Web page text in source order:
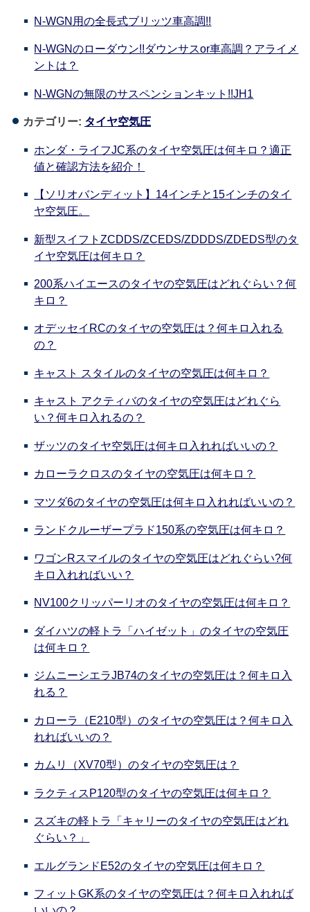
N-WGN用の全長式ブリッツ車高調!!
N-WGNのローダウン!!ダウンサスor車高調？アライメ
ントは？
N-WGNの無限のサスペンションキット!!JH1
カテゴリー: タイヤ空気圧
ホンダ・ライフJC系のタイヤ空気圧は何キロ？適正
値と確認方法を紹介！
【ソリオバンディット】14インチと15インチのタイ
ヤ空気圧。
新型スイフトZCDDS/ZCEDS/ZDDDS/ZDEDS型のタ
イヤ空気圧は何キロ？
200系ハイエースのタイヤの空気圧はどれぐらい？何
キロ？
オデッセイRCのタイヤの空気圧は？何キロ入れる
の？
キャスト スタイルのタイヤの空気圧は何キロ？
キャスト アクティバのタイヤの空気圧はどれぐら
い？何キロ入れるの？
ザッツのタイヤ空気圧は何キロ入れればいいの？
カローラクロスのタイヤの空気圧は何キロ？
マツダ6のタイヤの空気圧は何キロ入れればいいの？
ランドクルーザープラド150系の空気圧は何キロ？
ワゴンRスマイルのタイヤの空気圧はどれぐらい?何
キロ入れればいい？
NV100クリッパーリオのタイヤの空気圧は何キロ？
ダイハツの軽トラ「ハイゼット」のタイヤの空気圧
は何キロ？
ジムニーシエラJB74のタイヤの空気圧は？何キロ入
れる？
カローラ（E210型）のタイヤの空気圧は？何キロ入
れればいいの？
カムリ（XV70型）のタイヤの空気圧は？
ラクティスP120型のタイヤの空気圧は何キロ？
スズキの軽トラ「キャリーのタイヤの空気圧はどれ
ぐらい？」
エルグランドE52のタイヤの空気圧は何キロ？
フィットGK系のタイヤの空気圧は？何キロ入れれば